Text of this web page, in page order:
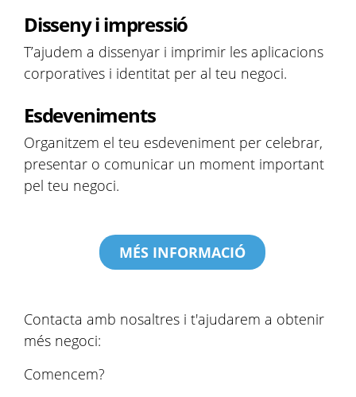
Disseny i impressió
T’ajudem a dissenyar i imprimir les aplicacions
corporatives i identitat per al teu negoci.
Esdeveniments
Organitzem el teu esdeveniment per celebrar,
presentar o comunicar un moment important
pel teu negoci.
MÉS INFORMACIÓ
Contacta amb nosaltres i t'ajudarem a obtenir
més negoci:
Comencem?